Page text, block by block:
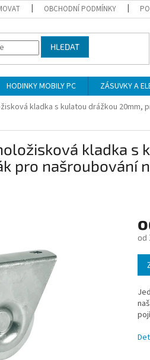
OBCHODNÍ PODMÍNKY
HLEDAT
HODINKY MOBILY PC ZÁSUVKY A
kladka s kulatou drážkou 20mm,
kladka
pro našroubování
od